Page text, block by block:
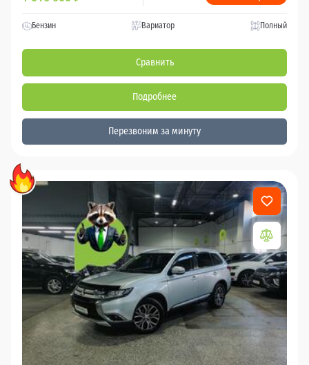
Бензин Вариатор Полный
Сравнить
Подробнее
Перезвоним за минуту